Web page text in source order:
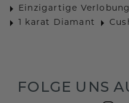
Einzigartige
1 karat Diamant
FOLGE UNS